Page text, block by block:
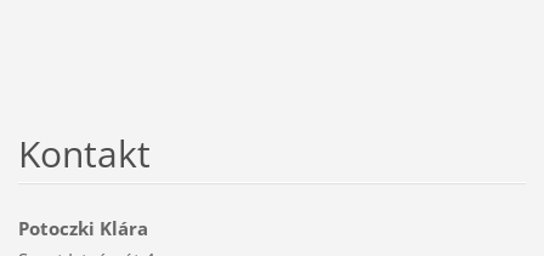
Kontakt
Potoczki Klára